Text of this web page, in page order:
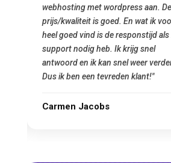
met de grote jongens en dus nu al
met de overstap!"
james van oranje